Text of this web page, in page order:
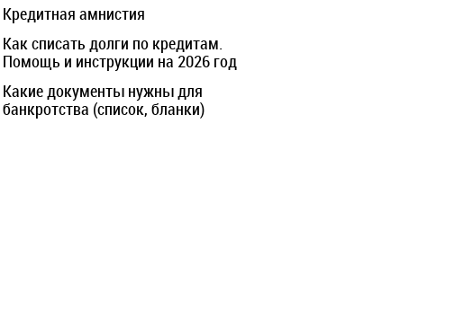
Кредитная амнистия
Как списать долги по кредитам.
Помощь и инструкции на 2026 год
Какие документы нужны для
банкротства (список, бланки)